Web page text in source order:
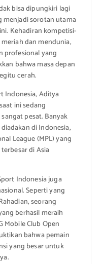
bisa dipungkiri lagi
menjadi sorotan utama
Kehadiran kompetisi-
dan mendunia,
profesional yang
bahwa masa depan
cerah.
Indonesia, Aditya
ini sedang
pesat. Banyak
di Indonesia,
League (MPL) yang
di Asia
Indonesia juga
Seperti yang
seorang
berhasil meraih
Mobile Club Open
bahwa pemain
yang besar untuk